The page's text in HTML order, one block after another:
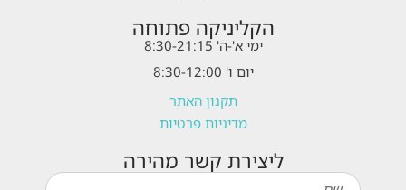
הקליניקה פתוחה
ימי א'-ה' 8:30-21:15
יום ו' 8:30-12:00
תקנון האתר
מדיניות פרטיות
ליצירת קשר מהירה